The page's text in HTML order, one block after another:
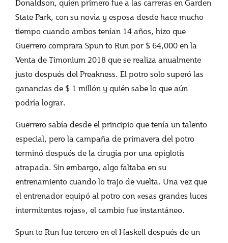
Donaldson, quien primero fue a las carreras en Garden
State Park, con su novia y esposa desde hace mucho
tiempo cuando ambos tenían 14 años, hizo que
Guerrero comprara Spun to Run por $ 64,000 en la
Venta de Timonium 2018 que se realiza anualmente
justo después del Preakness. El potro solo superó las
ganancias de $ 1 millón y quién sabe lo que aún
podría lograr.
Guerrero sabía desde el principio que tenía un talento
especial, pero la campaña de primavera del potro
terminó después de la cirugía por una epiglotis
atrapada. Sin embargo, algo faltaba en su
entrenamiento cuando lo trajo de vuelta. Una vez que
el entrenador equipó al potro con «esas grandes luces
intermitentes rojas», el cambio fue instantáneo.
Spun to Run fue tercero en el Haskell después de un